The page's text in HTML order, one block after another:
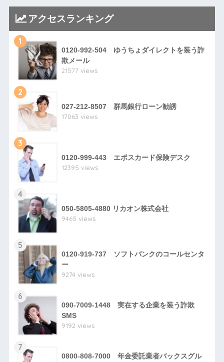
アクセスランキング
1
0120-992-504 ゆうちょダイレクトを装う詐
欺メール
21577 views
2
027-212-8507 群馬銀行ローン勧誘
17063 views
3
0120-999-443 エポスカード保険デスク
12395 views
4
050-5805-4880 リカオン株式会社
9465 views
5
0120-919-737 ソフトバンクのコールセンタ
ー
9274 views
6
090-7009-1448 実在する企業を装う詐欺
SMS
9192 views
7
0800-808-7000 年金委託業者バックスグル